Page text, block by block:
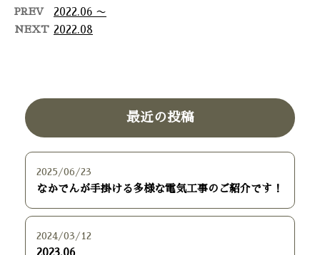
PREV 2022.06 〜
NEXT 2022.08
最近の投稿
2025/06/23
なかでんが手掛ける多様な電気工事のご紹介です！
2024/03/12
2023.06